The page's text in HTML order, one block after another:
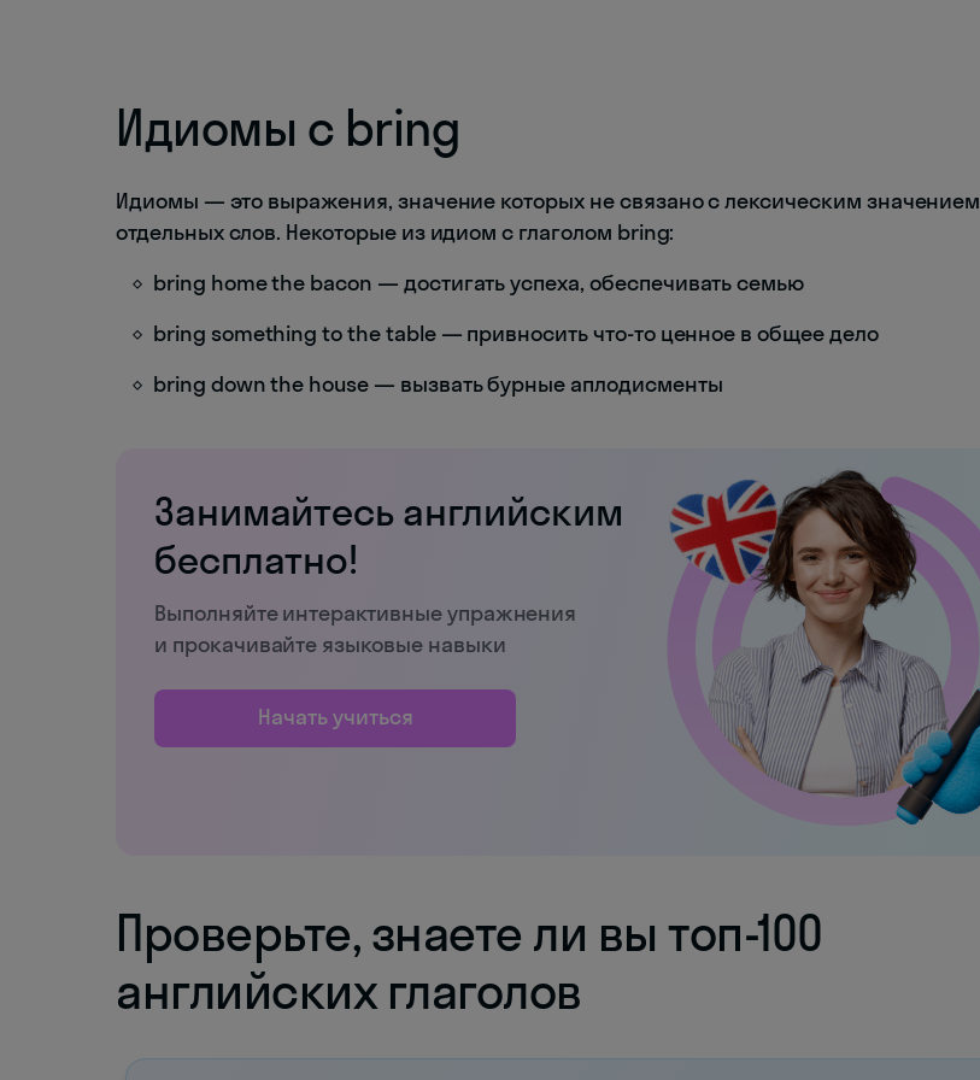
Идиомы с bring
Идиомы — это выражения, значение которых не связано с лексическим значением
отдельных слов. Некоторые из идиом с глаголом bring:
bring home the bacon — достигать успеха, обеспечивать семью
bring something to the table — привносить что-то ценное в общее дело
bring down the house — вызвать бурные аплодисменты
Занимайтесь английским
бесплатно!
Выполняйте интерактивные упражнения
и прокачивайте языковые навыки
Начать учиться
Проверьте, знаете ли вы топ-100
английских глаголов